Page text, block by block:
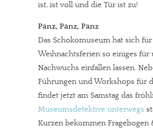
ist, ist voll und die Tür ist zu!
Pänz, Pänz, Pänz
Das Schokomuseum hat sich
Weihnachtsferien so einiges für
Nachwuchs einfallen lassen.
Führungen und Workshops für
findet jetzt am Samstag das
Museumsdetektive unterwegs
Kurzen bekommen Fragebogen